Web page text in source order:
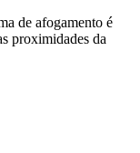
de afogamento é
proximidades da